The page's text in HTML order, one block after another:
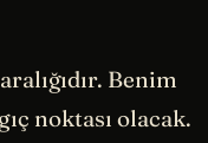
Benim
noktası olacak.